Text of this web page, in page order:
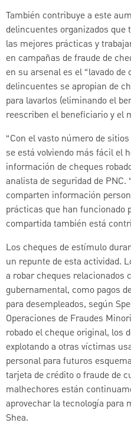
También contribuye a este
delincuentes organizados
las mejores prácticas y
en campañas de fraude de
en su arsenal es el “lavado de
delincuentes se apropian de
para lavarlos (eliminando el
reescriben el beneficiario y el
“Con el vasto número de
se está volviendo más fácil el
información de cheques
analista de seguridad de
comparten información
prácticas que han funcionado
compartida también está
Los cheques de estímulo
un repunte de esta actividad.
a robar cheques relacionados
gubernamental, como pagos
para desempleados, según
Operaciones de Fraudes
robado el cheque original, los
explotando a otras víctimas
personal para futuros
tarjeta de crédito o fraude de
malhechores están
aprovechar la tecnología para
Shea.